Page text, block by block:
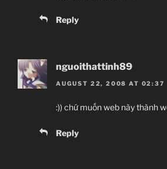
Reply
nguoithattinh89
AUGUST 22, 2008 AT 02:37
:)) chứ muốn web này thành
Reply